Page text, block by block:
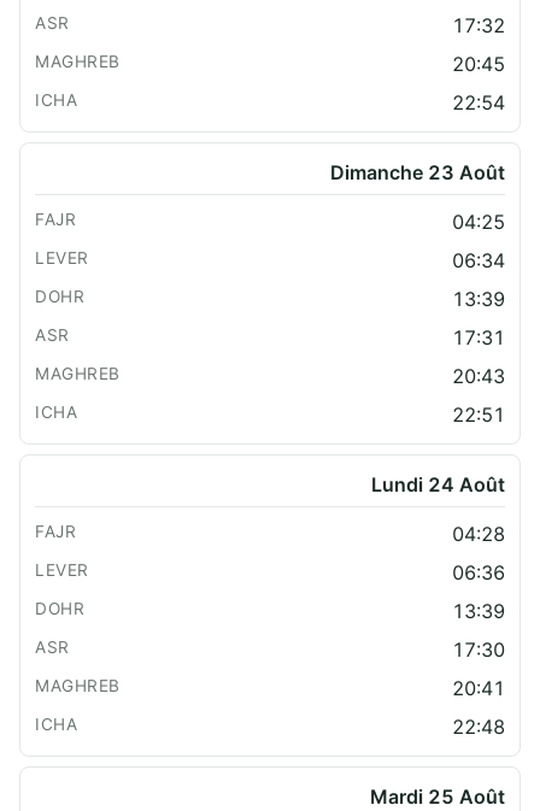
17:32
20:45
22:54
Dimanche 23 Août
04:25
06:34
13:39
17:31
20:43
22:51
Lundi 24 Août
04:28
06:36
13:39
17:30
20:41
22:48
Mardi 25 Août